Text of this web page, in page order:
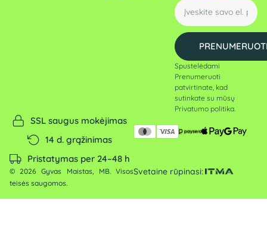
Spustelėdami
Prenumeruoti
patvirtinate, kad
sutinkate su mūsų
Privatumo politika
SSL saugus mokėjimas
14 d. grąžinimas
Pristatymas per 24–48 h
© 2026 Gyvas Maistas, MB. Visos
teisės saugomos.
Svetaine rūpinasi: